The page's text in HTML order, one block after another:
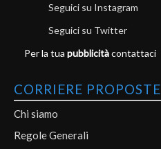
Seguici su Instagram
Seguici su Twitter
Per la tua pubblicitàcontattaci
CORRIERE PROPOSTE
Chi siamo
Regole Generali